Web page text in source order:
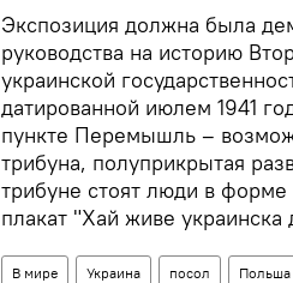
Экспозиция должна была
руководства на историю
украинской
датированной июлем 1941
пункте Перемышль –
трибуна, полуприкрытая
трибуне стоят люди в
плакат "Хай живе украинска
В мире Украина посол Польша